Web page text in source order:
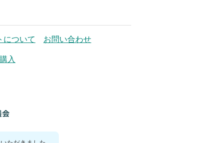
について お問い合わせ
入